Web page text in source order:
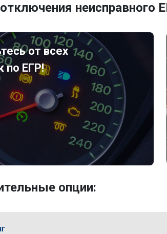
неисправного
от всех
по ЕГР!
опции: